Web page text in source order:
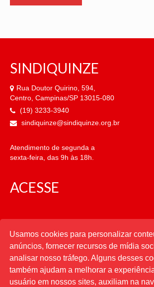
SINDIQUINZE
Rua Doutor Quirino, 594,
Centro, Campinas/SP 13015-080
(19) 3233-3940
sindiquinze@sindiquinze.org.br
Atendimento de segunda a
sexta-feira, das 9h às 18h.
ACESSE
CATEGORIAS
CATEGORIAS
Usamos cookies para personalizar
anúncios, fornecer recursos de mídia
analisar nosso tráfego. Alguns desses
também ajudam a melhorar a
usuário em nossos sites, auxiliam na